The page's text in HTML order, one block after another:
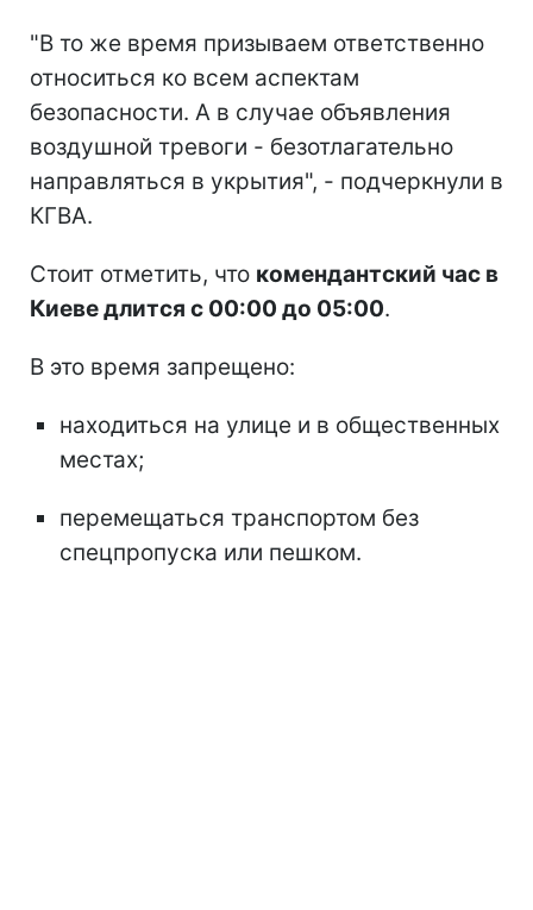
"В то же время призываем ответственно
относиться ко всем аспектам
безопасности. А в случае объявления
воздушной тревоги - безотлагательно
направляться в укрытия", - подчеркнули в
КГВА.
Стоит отметить, что комендантский час в
Киеве длится с 00:00 до 05:00.
В это время запрещено:
находиться на улице и в общественных
местах;
перемещаться транспортом без
спецпропуска или пешком.